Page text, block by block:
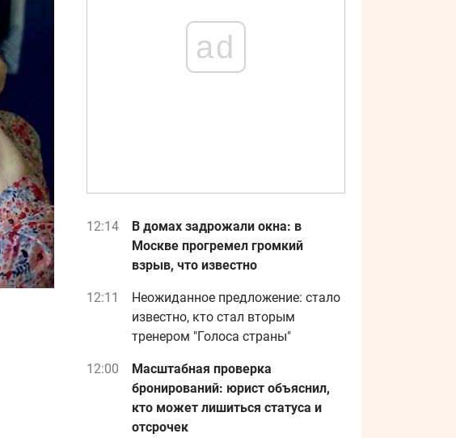
ad
12:14
В домах задрожали окна: в
Москве прогремел громкий
взрыв, что известно
12:11
Неожиданное предложение: стало
известно, кто стал вторым
тренером "Голоса страны"
12:00
Масштабная проверка
бронирований: юрист объяснил,
кто может лишиться статуса и
отсрочек